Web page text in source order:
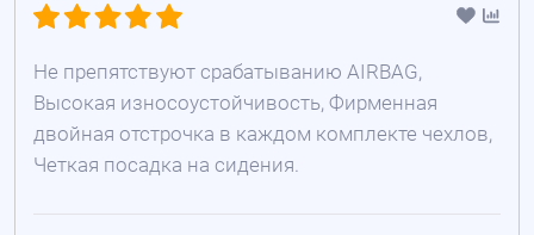
Не препятствуют срабатыванию AIRBAG,
Высокая износоустойчивость, Фирменная
двойная отстрочка в каждом комплекте чехлов,
Четкая посадка на сидения.